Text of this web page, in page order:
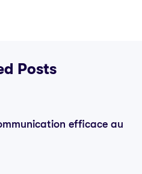
Posts
efficace au